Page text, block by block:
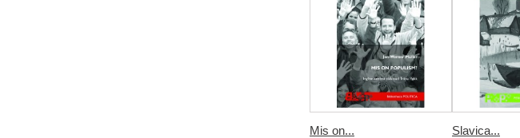
Mis on... Slavica...